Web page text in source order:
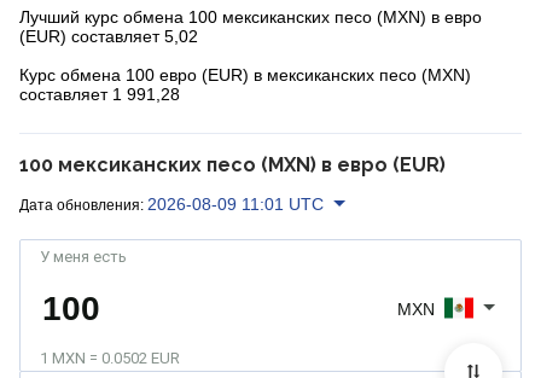
Лучший курс обмена 100 мексиканских песо (MXN) в евро
(EUR) составляет 5,02
Курс обмена 100 евро (EUR) в мексиканских песо (MXN)
составляет 1 991,28
100 мексиканских песо (MXN) в евро (EUR)
Дата обновления: 2026-08-09 11:01 UTC
У меня есть
1 MXN = 0.0502 EUR
MXN